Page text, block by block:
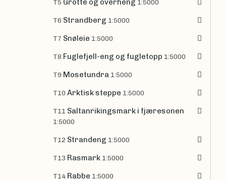
T5 Grotte og overheng 1:5000
T6 Strandberg 1:5000
T7 Snøleie 1:5000
T8 Fuglefjell-eng og fugletopp 1:5000
T9 Mosetundra 1:5000
T10 Arktisk steppe 1:5000
T11 Saltanrikingsmark i fjæresonen
1:5000
T12 Strandeng 1:5000
T13 Rasmark 1:5000
T14 Rabbe 1:5000